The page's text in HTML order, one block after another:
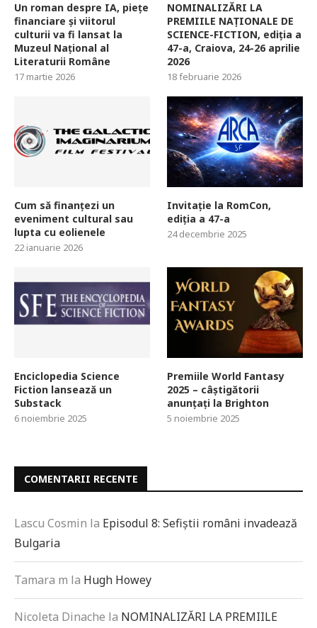
Un roman despre IA, piețe
financiare și viitorul
culturii va fi lansat la
Muzeul Național al
Literaturii Române
17 martie 2026
NOMINALIZĂRI LA
PREMIILE NAȚIONALE DE
SCIENCE-FICTION, ediția a
47-a, Craiova, 24-26 aprilie
2026
18 februarie 2026
Cum să finanțezi un
eveniment cultural sau
lupta cu eolienele
22 ianuarie 2026
Invitație la RomCon,
ediția a 47-a
24 decembrie 2025
Enciclopedia Science
Fiction lansează un
Substack
6 noiembrie 2025
Premiile World Fantasy
2025 – câștigătorii
anunțați la Brighton
5 noiembrie 2025
COMENTARII RECENTE
Lascu Cosmin la Episodul 8: Sefiștii români invadează
Bulgaria
Tamara m la Hugh Howey
Nicoleta Dinache la NOMINALIZĂRI LA PREMIILE